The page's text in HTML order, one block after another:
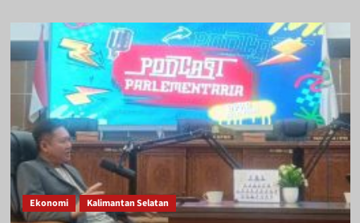
Ekonomi Kalimantan Selatan